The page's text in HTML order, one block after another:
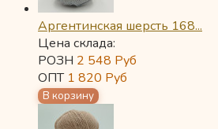
Аргентинская шерсть 168...
Цена склада:
РОЗН 2 548 Руб
ОПТ 1 820 Руб